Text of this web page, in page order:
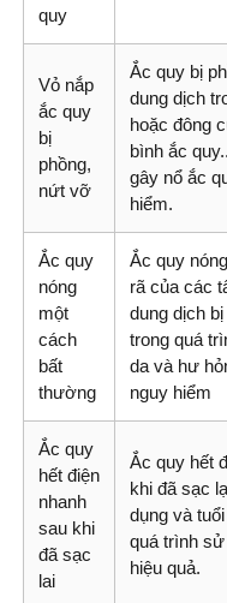
quy
Vỏ nắp
ắc quy
bị
phồng,
nứt vỡ
Ắc quy bị
dung dịch
hoặc đông
bình ắc
gây nổ ắc
hiểm.
Ắc quy
nóng
một
cách
bất
thường
Ắc quy
rã của các
dung dịch
trong quá
da và hư
nguy hiểm
Ắc quy
hết điện
nhanh
sau khi
đã sạc
lai
Ắc quy hết
khi đã sạc
dụng và
quá trình
hiệu quả.